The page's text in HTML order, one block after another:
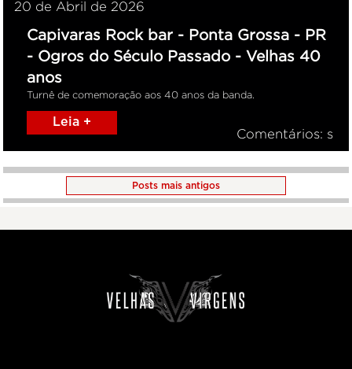
20 de Abril de 2026
Capivaras Rock bar - Ponta Grossa - PR
- Ogros do Século Passado - Velhas 40
anos
Turnê de comemoração aos 40 anos da banda.
Leia +
Comentários: s
Posts mais antigos